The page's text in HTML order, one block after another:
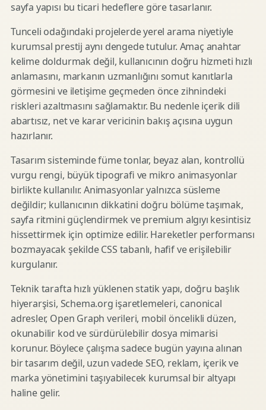
sayfa yapısı bu ticari hedeflere göre tasarlanır.
Tunceli odağındaki projelerde yerel arama niyetiyle
kurumsal prestij aynı dengede tutulur. Amaç anahtar
kelime doldurmak değil, kullanıcının doğru hizmeti hızlı
anlamasını, markanın uzmanlığını somut kanıtlarla
görmesini ve iletişime geçmeden önce zihnindeki
riskleri azaltmasını sağlamaktır. Bu nedenle içerik dili
abartısız, net ve karar vericinin bakış açısına uygun
hazırlanır.
Tasarım sisteminde füme tonlar, beyaz alan, kontrollü
vurgu rengi, büyük tipografi ve mikro animasyonlar
birlikte kullanılır. Animasyonlar yalnızca süsleme
değildir; kullanıcının dikkatini doğru bölüme taşımak,
sayfa ritmini güçlendirmek ve premium algıyı kesintisiz
hissettirmek için optimize edilir. Hareketler performansı
bozmayacak şekilde CSS tabanlı, hafif ve erişilebilir
kurgulanır.
Teknik tarafta hızlı yüklenen statik yapı, doğru başlık
hiyerarşisi, Schema.org işaretlemeleri, canonical
adresler, Open Graph verileri, mobil öncelikli düzen,
okunabilir kod ve sürdürülebilir dosya mimarisi
korunur. Böylece çalışma sadece bugün yayına alınan
bir tasarım değil, uzun vadede SEO, reklam, içerik ve
marka yönetimini taşıyabilecek kurumsal bir altyapı
haline gelir.